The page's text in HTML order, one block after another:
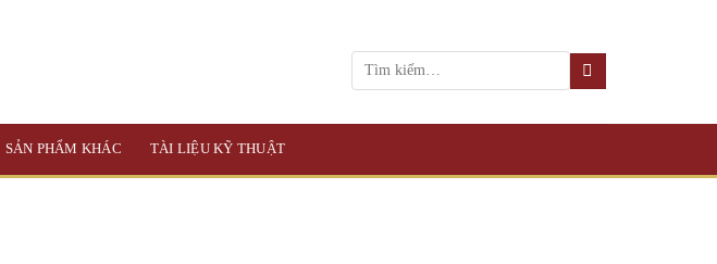
SẢN PHẨM KHÁC TÀI LIỆU KỸ THUẬT